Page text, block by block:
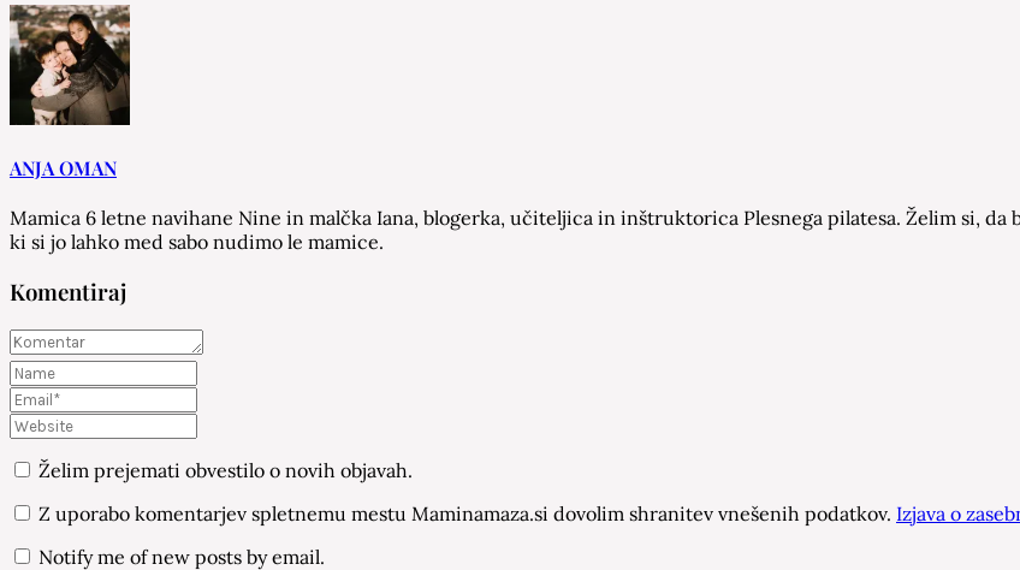
ANJA OMAN
Mamica 6 letne navihane Nine in malčka Iana, blogerka, učiteljica in inštruktorica Plesnega pilatesa. Želim si, da
ki si jo lahko med sabo nudimo le mamice.
Komentiraj
Želim prejemati obvestilo o novih objavah.
Z uporabo komentarjev spletnemu mestu Maminamaza.si dovolim shranitev vnešenih podatkov. Izjava o
Notify me of new posts by email.